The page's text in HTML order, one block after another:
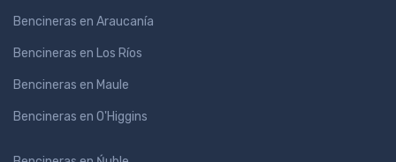
Bencineras en Araucanía
Bencineras en Los Ríos
Bencineras en Maule
Bencineras en O'Higgins